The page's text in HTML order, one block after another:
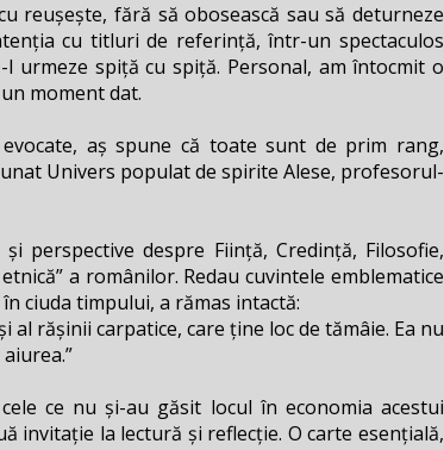
reușește, fără să obosească sau să deturneze
cu titluri de referință, într-un spectaculos
urmeze spiță cu spiță. Personal, am întocmit o
moment dat.
aș spune că toate sunt de prim rang,
Univers populat de spirite Alese, profesorul-
perspective despre Ființă, Credință, Filosofie,
a românilor. Redau cuvintele emblematice
ciuda timpului, a rămas intactă:
rășinii carpatice, care ține loc de tămâie. Ea nu
ce nu și-au găsit locul în economia acestui
invitație la lectură și reflecție. O carte esențială,